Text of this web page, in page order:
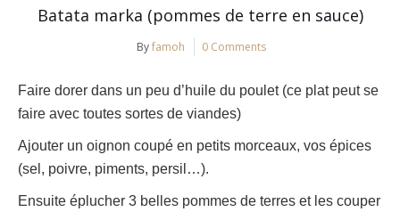
Batata marka (pommes de terre en sauce)
Byfamoh 0 Comments
Faire dorer dans un peu d’huile du poulet (ce plat peut se
faire avec toutes sortes de viandes)
Ajouter un oignon coupé en petits morceaux, vos épices
(sel, poivre, piments, persil…).
Ensuite éplucher 3 belles pommes de terres et les couper